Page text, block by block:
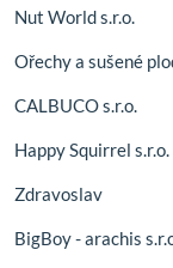
Nut World s.r.o.
Ořechy a sušené
CALBUCO s.r.o.
Happy Squirrel s.r.o.
Zdravoslav
BigBoy - arachis